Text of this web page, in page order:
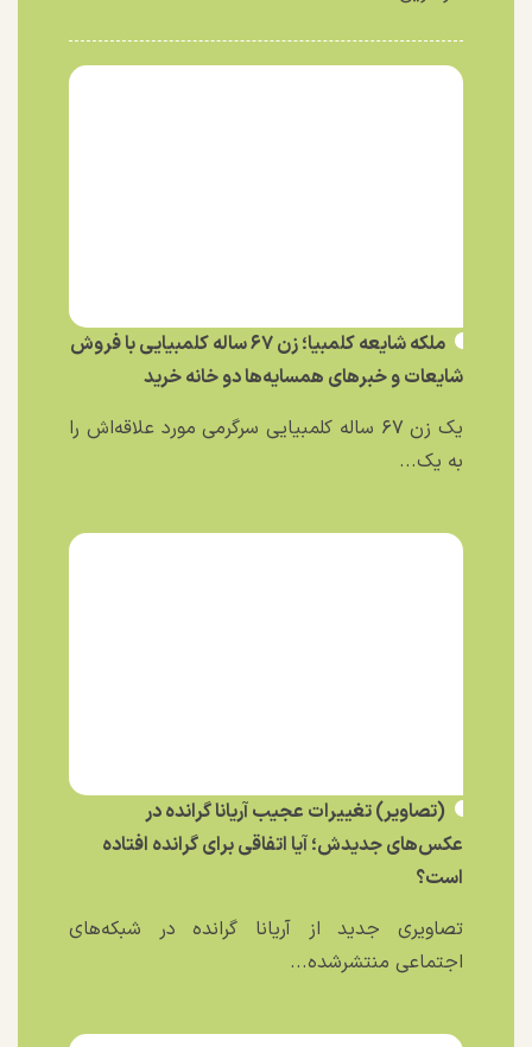
ملکه شایعه کلمبیا؛ زن ۶۷ ساله کلمبیایی با فروش
شایعات و خبر‌های همسایه‌ها دو خانه خرید
یک زن ۶۷ ساله کلمبیایی سرگرمی مورد علاقه‌اش را
به یک...
(تصاویر) تغییرات عجیب آریانا گرانده در
عکس‌های جدیدش؛ آیا اتفاقی برای گرانده افتاده
است؟
تصاویری جدید از آریانا گرانده در شبکه‌های
اجتماعی منتشرشده...